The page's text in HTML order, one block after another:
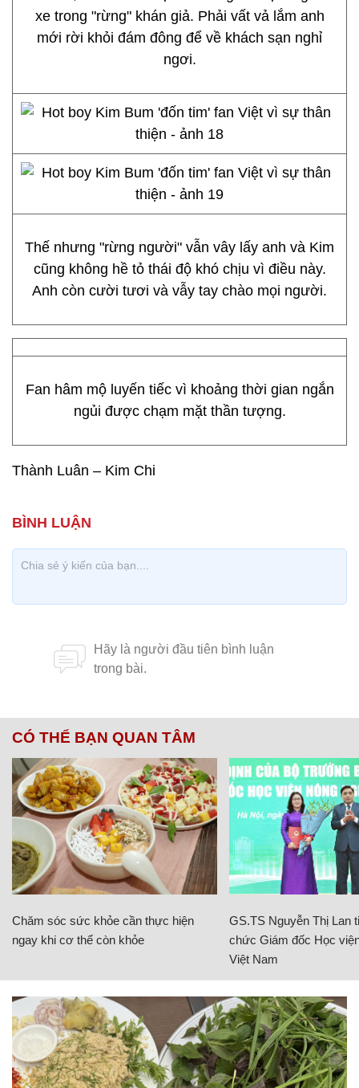
xe trong "rừng" khán giả. Phải vất vả lắm anh
mới rời khỏi đám đông để về khách sạn nghỉ
ngơi.
Thế nhưng "rừng người" vẫn vây lấy anh và Kim
cũng không hề tỏ thái độ khó chịu vì điều này.
Anh còn cười tươi và vẫy tay chào mọi người.
Fan hâm mộ luyến tiếc vì khoảng thời gian ngắn
ngủi được chạm mặt thần tượng.
Thành Luân – Kim Chi
CÓ THỂ BẠN QUAN TÂM
Chăm sóc sức khỏe cần thực hiện
ngay khi cơ thể còn khỏe
GS.TS Nguyễn Thị Lan
chức Giám đốc Học
Việt Nam